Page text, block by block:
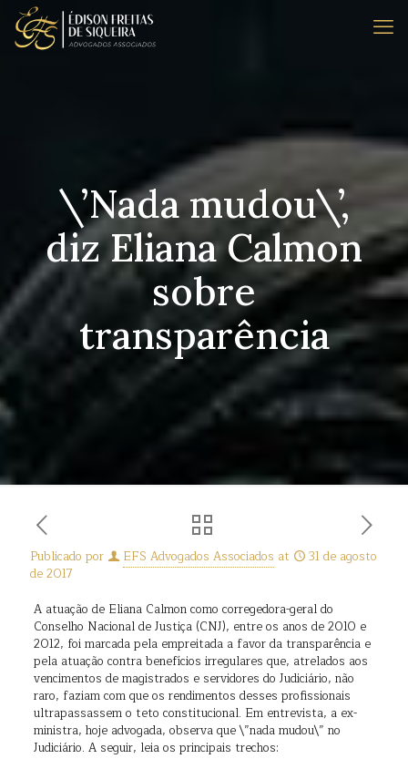
\’Nada mudou\’,
diz Eliana Calmon
sobre
transparência
Publicado por EFS Advogados Associados at
31 de agosto
de 2017
A atuação de Eliana Calmon como corregedora-geral do
Conselho Nacional de Justiça (CNJ), entre os anos de 2010 e
2012, foi marcada pela empreitada a favor da transparência e
pela atuação contra benefícios irregulares que, atrelados aos
vencimentos de magistrados e servidores do Judiciário, não
raro, faziam com que os rendimentos desses profissionais
ultrapassassem o teto constitucional. Em entrevista, a ex-
ministra, hoje advogada, observa que \”nada mudou\” no
Judiciário. A seguir, leia os principais trechos: